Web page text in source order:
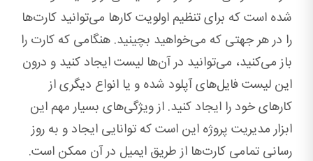
شده است که برای تنظیم اولویت کارها می‌توانید کارت‌ها
را در هر جهتی که می‌خواهید بچینید. هنگامی که کارت را
باز می‌کنید، می‌توانید در آن‌ها لیست ایجاد کنید و درون
این لیست فایل‌های آپلود شده و یا انواع دیگری از
کارهای خود را ایجاد کنید. از ویژگی‌های بسیار مهم این
ابزار مدیریت پروژه این است که توانایی ایجاد و به‌ روز
رسانی تمامی کارت‌ها از طریق ایمیل در آن ممکن است.